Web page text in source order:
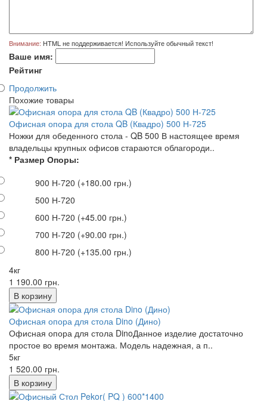
Внимание: HTML не поддерживается! Используйте обычный текст!
Ваше имя:
Рейтинг
Продолжить
Похожие товары
Офисная опора для стола QB (Квадро) 500 Н-725
Ножки для обеденного стола - QB 500 В настоящее время
владельцы крупных офисов стараются облагороди..
* Размер Опоры:
900 Н-720 (+180.00 грн.)
500 Н-720
600 Н-720 (+45.00 грн.)
700 Н-720 (+90.00 грн.)
800 Н-720 (+135.00 грн.)
4кг
1 190.00 грн.
Офисная опора для стола Dino (Дино)
Офисная опора для стола DinoДанное изделие достаточно
простое во время монтажа. Модель надежная, а п..
5кг
1 520.00 грн.